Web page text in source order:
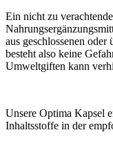
Ein nicht zu
aus geschlossenen
besteht also keine
Umweltgiften kann
Unsere Optima Kapsel
Inhaltsstoffe in der